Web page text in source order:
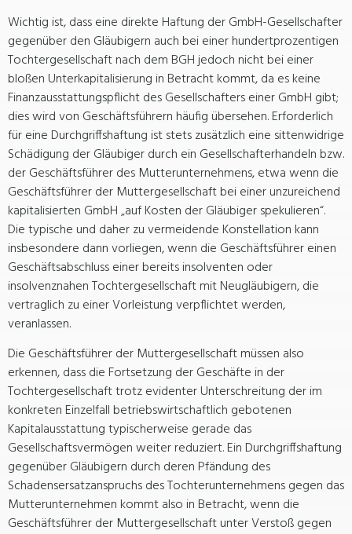
Wichtig ist, dass eine direkte Haftung der GmbH-Gesellschafter
gegenüber den Gläubigern auch bei einer hundertprozentigen
Tochtergesellschaft nach dem BGH jedoch nicht bei einer
bloßen Unterkapitalisierung in Betracht kommt, da es keine
Finanzausstattungspflicht des Gesellschafters einer GmbH gibt;
dies wird von Geschäftsführern häufig übersehen. Erforderlich
für eine Durchgriffshaftung ist stets zusätzlich eine sittenwidrige
Schädigung der Gläubiger durch ein Gesellschafterhandeln bzw.
der Geschäftsführer des Mutterunternehmens, etwa wenn die
Geschäftsführer der Muttergesellschaft bei einer unzureichend
kapitalisierten GmbH „auf Kosten der Gläubiger spekulieren“.
Die typische und daher zu vermeidende Konstellation kann
insbesondere dann vorliegen, wenn die Geschäftsführer einen
Geschäftsabschluss einer bereits insolventen oder
insolvenznahen Tochtergesellschaft mit Neugläubigern, die
vertraglich zu einer Vorleistung verpflichtet werden,
veranlassen.
Die Geschäftsführer der Muttergesellschaft müssen also
erkennen, dass die Fortsetzung der Geschäfte in der
Tochtergesellschaft trotz evidenter Unterschreitung der im
konkreten Einzelfall betriebswirtschaftlich gebotenen
Kapitalausstattung typischerweise gerade das
Gesellschaftsvermögen weiter reduziert. Ein Durchgriffshaftung
gegenüber Gläubigern durch deren Pfändung des
Schadensersatzanspruchs des Tochterunternehmens gegen das
Mutterunternehmen kommt also in Betracht, wenn die
Geschäftsführer der Muttergesellschaft unter Verstoß gegen